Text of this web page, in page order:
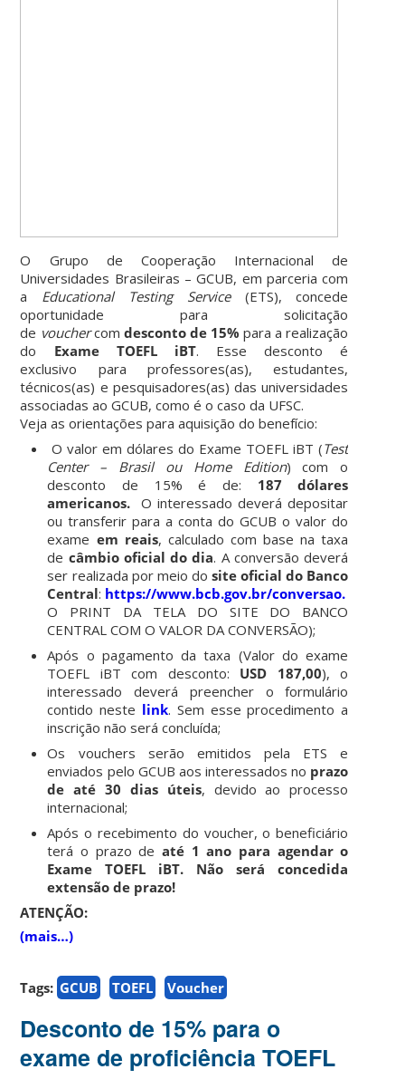
O Grupo de Cooperação Internacional de
Universidades Brasileiras – GCUB, em parceria com
a Educational Testing Service(ETS), concede
oportunidade para solicitação
de vouchercom desconto de 15% para a realização
do Exame TOEFL iBT. Esse desconto é
exclusivo
para professores(as), estudantes,
técnicos(as) e pesquisadores(as) das universidades
associadas ao GCUB, como é o caso da UFSC.
Veja as orientações para aquisição do benefício:
O valor em dólares do Exame TOEFL iBT (Test
Center – Brasil ou Home Edition) com o
desconto de 15% é de: 187 dólares
americanos.O interessado deverá depositar
ou transferir para a conta do GCUB o valor do
exame em reais, calculado com base na taxa
de câmbio oficial do dia. A conversão deverá
ser realizada por meio do site oficial do Banco
Central: https://www.bcb.gov.br/conversao.
O PRINT DA TELA DO SITE DO BANCO
CENTRAL COM O VALOR DA CONVERSÃO);
Após o pagamento da taxa (Valor do exame
TOEFL iBT com desconto: USD 187,00), o
interessado deverá preencher o formulário
contido neste link. Sem esse procedimento a
inscrição não será concluída;
Os vouchers serão emitidos pela ETS e
enviados pelo GCUB aos interessados no prazo
de até 30 dias úteis, devido ao processo
internacional;
Após o recebimento do voucher, o beneficiário
terá o prazo deaté 1 ano para agendar o
Exame TOEFL iBT. Não será concedida
extensão de prazo!
ATENÇÃO:
(mais…)
Tags: GCUB TOEFL Voucher
Desconto de 15% para o
exame de proficiência TOEFL